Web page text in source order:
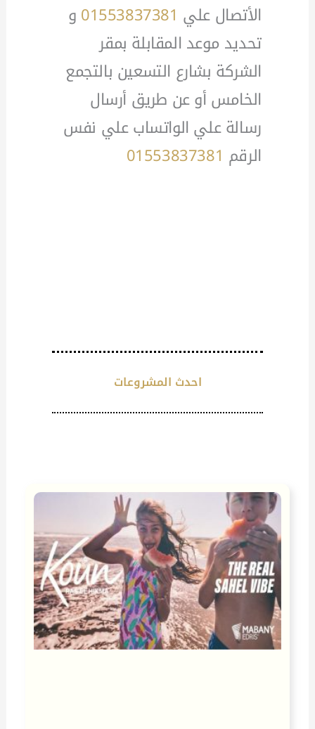
الأتصال علي 01553837381و
تحديد موعد المقابلة بمقر
الشركة بشارع التسعين بالتجمع
الخامس أو عن طريق أرسال
رسالة علي الواتساب علي نفس
الرقم 01553837381
احدث المشروعات